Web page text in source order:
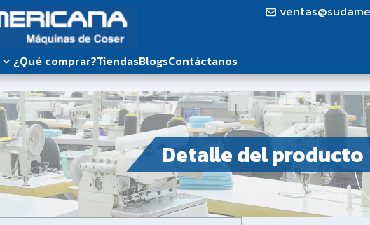
¿Qué comprar?TiendasBlogsContáctanos
Detalle del producto